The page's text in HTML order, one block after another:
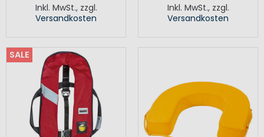
Inkl. MwSt., zzgl.
Versandkosten
Inkl. MwSt., zzgl.
Versandkosten
SALE